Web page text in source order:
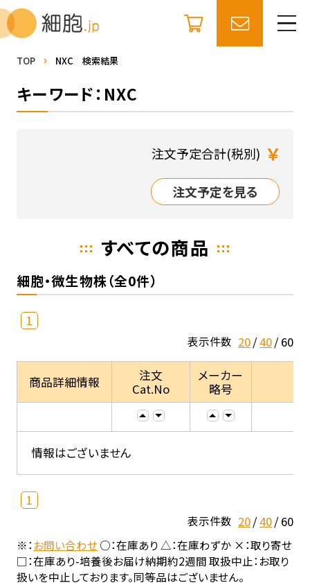
TOP NXC 検索結果
キーワード：NXC
注文予定合計(税別) ￥
注文予定を見る
すべての商品
細胞・微生物株（全0件）
1
表示件数 20 40 60
商品詳細情報
注文
Cat.No
メーカー
略号
情報はございません
1
表示件数 20 40 60
※：お問い合わせ○：在庫あり △：在庫わずか ×：取り寄せ
□：在庫あり-培養後お届け納期約2週間 取扱中止：お取り
扱いを中止しております。同等品はございません。